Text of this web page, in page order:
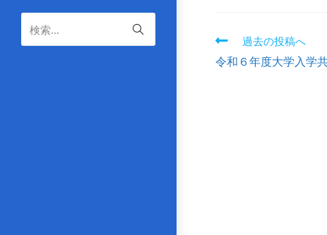
検索…
過去の投稿へ
令和６年度大学入学